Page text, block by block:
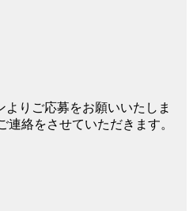
よりご応募をお願いいたしま
連絡をさせていただきます。